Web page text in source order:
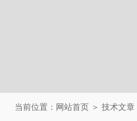
当前位置： 网站首页 ＞ 技术文章